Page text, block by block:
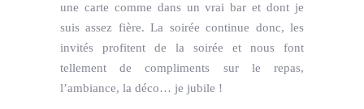
une carte comme dans un vrai bar et dont je
suis assez fière. La soirée continue donc, les
invités profitent de la soirée et nous font
tellement de compliments sur le repas,
l’ambiance, la déco… je jubile !